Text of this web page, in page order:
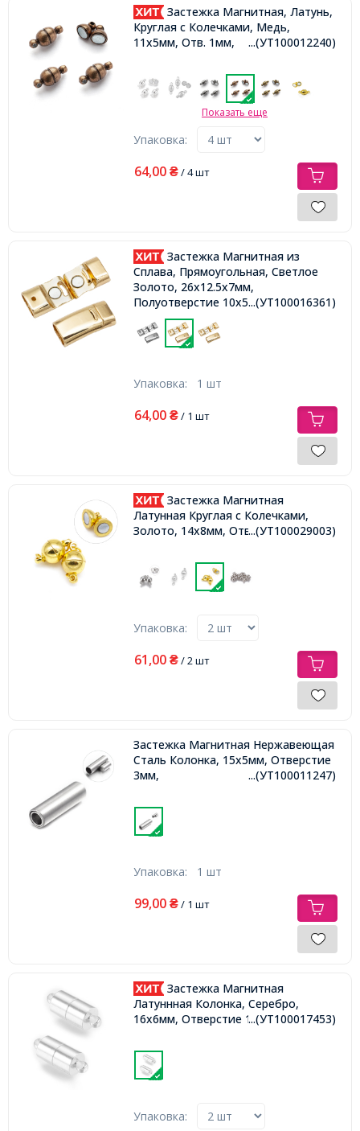
Застежка Магнитная, Латунь,
Круглая с Колечками, Медь,
11x5мм, Отв. 1мм,
...(УТ100012240)
Показать еще
Упаковка:
64,00 ₴/ 4 шт
Застежка Магнитная из
Сплава, Прямоугольная, Светлое
Золото, 26x12.5x7мм,
Полуотверстие 10х5мм,...(УТ100016361)
Упаковка: 1 шт
64,00 ₴/ 1 шт
Застежка Магнитная
Латунная Круглая с Колечками,
Золото, 14х8мм, Отверстие 2мм,
...(УТ100029003)
Упаковка:
61,00 ₴/ 2 шт
Застежка Магнитная Нержавеющая
Сталь Колонка, 15х5мм, Отверстие
3мм,
...(УТ100011247)
Упаковка: 1 шт
99,00 ₴/ 1 шт
Застежка Магнитная
Латуннная Колонка, Серебро,
16х6мм, Отверстие 1.5мм,...(УТ100017453)
Упаковка: